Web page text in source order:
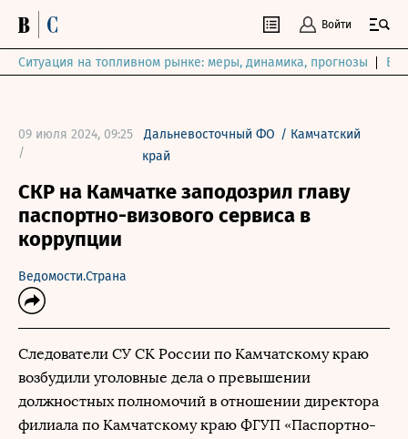
Войти
Ситуация на топливном рынке: меры, динамика, прогнозы
09 июля 2024, 09:25
/
Дальневосточный ФО / Камчатский
край
СКР на Камчатке заподозрил главу
паспортно-визового сервиса в
коррупции
Ведомости.Страна
Следователи СУ СК России по Камчатскому краю
возбудили уголовные дела о превышении
должностных полномочий в отношении директора
филиала по Камчатскому краю ФГУП «Паспортно-